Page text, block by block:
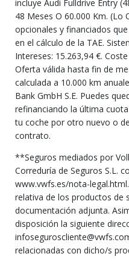
incluye Audi Fulldrive Entry
48 Meses O 60.000 Km. (Lo
opcionales y financiados
en el cálculo de la TAE.
Intereses: 15.263,94 €.
Oferta válida hasta fin de
calculada a 10.000 km
Bank GmbH S.E. Puedes
refinanciando la última
tu coche por otro nuevo o
contrato.
**Seguros mediados por
Correduría de Seguros S.L.
www.vwfs.es/nota-
relativa de los productos de
documentación adjunta.
disposición la siguiente
relacionadas con dicho/s